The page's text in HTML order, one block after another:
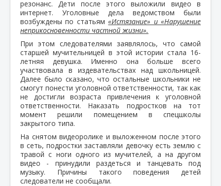
резонанс. Дети после этого выложили видео в
интернет. Уголовные дела ведомством были
возбуждены по статьям«Истязание» и «Нарушение
неприкосновенности частной жизни».
При этом следователями заявлялось, что самой
старшей мучительницей в этой истории стала 16-
летняя девушка. Именно она больше всего
участвовала в издевательствах над школьницей.
Далее было сказано, что остальные школьники не
смогут понести уголовной ответственности, так как
не достигли возраста привлечения к уголовной
ответственности. Наказать подростков на тот
момент решили помещением в спецшколы
закрытого типа.
На снятом видеоролике и выложенном после этого
в сеть, подростки заставляли девочку есть землю с
травой с ноги одного из мучителей, а на другом
видео - принудили раздеться и танцевать под
музыку. Причины такого поведения детей
следователи не сообщали.